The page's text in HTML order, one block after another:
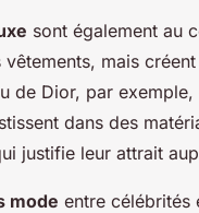
sont également au
mais
de Dior, par
dans des
justifie leur attrait
mode entre célébrités